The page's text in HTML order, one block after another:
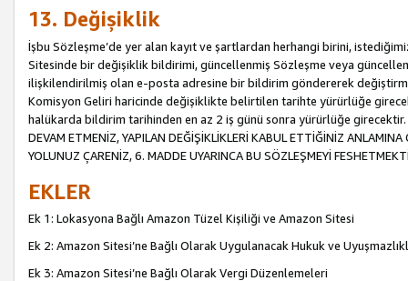
13. Değişiklik
İşbu Sözleşme’de yer alan kayıt ve şartlardan herhangi birini,
Sitesinde bir değişiklik bildirimi, güncellenmiş Sözleşme veya
ilişkilendirilmiş olan e-posta adresine bir bildirim göndererek
Komisyon Geliri haricinde değişiklikte belirtilen tarihte yürürlüğe
halükarda bildirim tarihinden en az 2 iş günü sonra yürürlüğe girecektir.
DEVAM ETMENİZ, YAPILAN DEĞİŞİKLİKLERİ KABUL ETTİĞİNİZ
YOLUNUZ ÇARENİZ, 6. MADDE UYARINCA BU SÖZLEŞMEYİ
EKLER
Ek 1: Lokasyona Bağlı Amazon Tüzel Kişiliği ve Amazon Sitesi
Ek 2: Amazon Sitesi’ne Bağlı Olarak Uygulanacak Hukuk ve
Ek 3: Amazon Sitesi’ne Bağlı Olarak Vergi Düzenlemeleri